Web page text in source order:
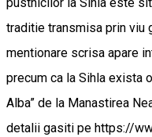
pustnicilor la Sihla este
traditie transmisa prin viu
mentionare scrisa apare
precum ca la Sihla exista
Alba” de la Manastirea
detalii gasiti pe https://